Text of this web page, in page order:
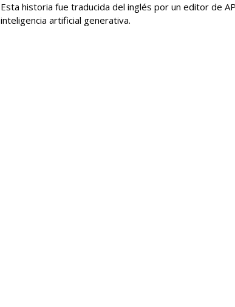
Esta historia fue traducida del inglés por un editor de
inteligencia artificial generativa.